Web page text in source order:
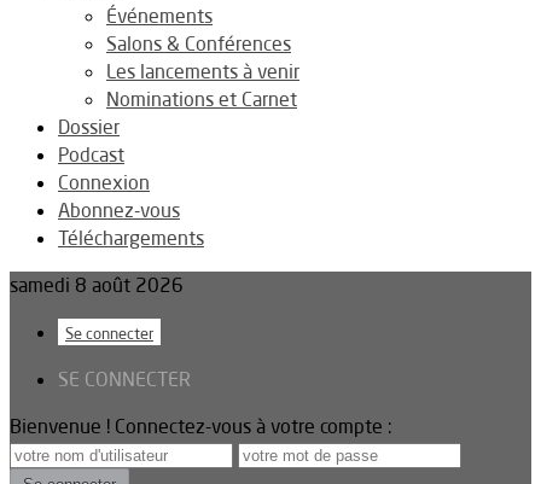
Événements
Salons & Conférences
Les lancements à venir
Nominations et Carnet
Dossier
Podcast
Connexion
Abonnez-vous
Téléchargements
samedi 8 août 2026
Se connecter
SE CONNECTER
Bienvenue ! Connectez-vous à votre compte :